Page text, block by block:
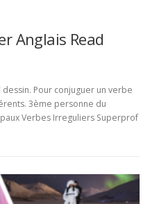
Anglais Read
Pour conjuguer un verbe
3ème personne du
Verbes Irreguliers Superprof